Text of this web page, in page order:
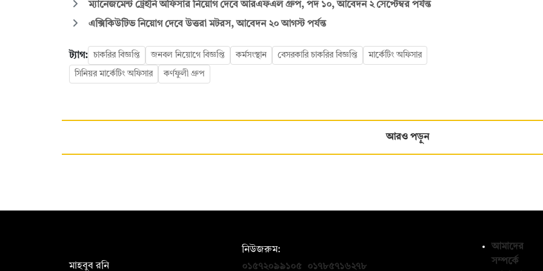
ম্যানেজমেন্ট ট্রেইনি অফিসার নিয়োগ দেবে আরএফএল গ্রুপ, পদ ১০, আবেদন ২ সেপ্টেম্বর পর্যন্ত
এক্সিকিউটিভ নিয়োগ দেবে উত্তরা মটরস, আবেদন ২০ আগস্ট পর্যন্ত
ট্যাগ: চাকরির বিজ্ঞপ্তি জনবল নিয়োগে বিজ্ঞপ্তি কর্মসংস্থান বেসরকারি চাকরির বিজ্ঞপ্তি মার্কেটিং অফিসার
সিনিয়র মার্কেটিং অফিসার কর্ণফুলী গ্রুপ
আরও পড়ুন
মাহবুব রনি
নিউজরুম:
০১৫৭২০৯৯১০৫
০১৭৮৫৭১৬২৭৮
আমাদের
সম্পর্কে